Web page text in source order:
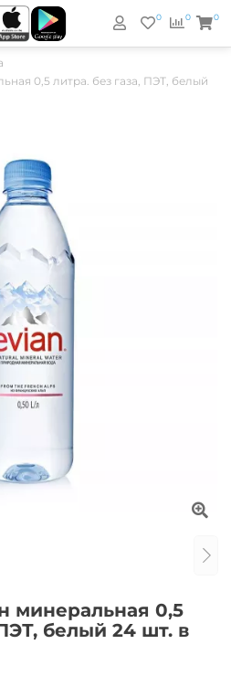
0
0 0
0,5 литра. без газа, ПЭТ, белый
минеральная 0,5
белый 24 шт. в